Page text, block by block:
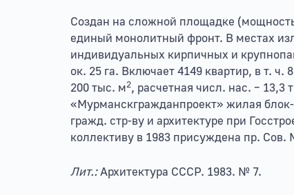
Создан на сложной площадке
единый монолитный фронт. В местах
индивидуальных кирпичных и
ок. 25 га. Включает 4149 квартир, в т.
200 тыс. м2, расчетная числ. нас. –
«Мурманскгражданпроект» жилая
гражд. стр-ву и архитектуре при
коллективу в 1983 присуждена пр.
Лит.:Архитектура СССР. 1983. № 7.